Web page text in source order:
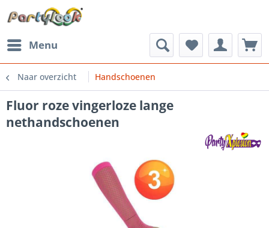
Menu
Naar overzicht Handschoenen
Fluor roze vingerloze lange
nethandschoenen